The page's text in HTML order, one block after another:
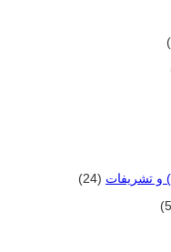
و تشریفات (24)